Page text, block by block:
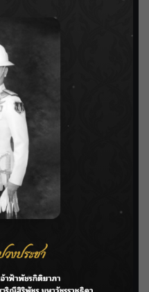
ปัญหาโครงการประตู
อยากกินอะไรหลังจาก